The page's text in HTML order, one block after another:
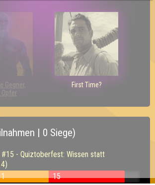
Gegner,
Opfer
First Time?
| 0 Siege)
- Quiztoberfest: Wissen statt
15